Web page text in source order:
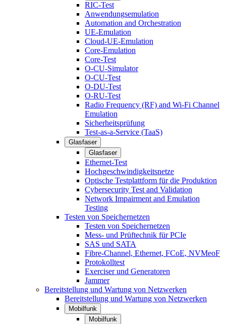
RIC-Test
Anwendungsemulation
Automation and Orchestration
UE-Emulation
Cloud-UE-Emulation
Core-Emulation
Core-Test
O-CU-Simulator
O-CU-Test
O-DU-Test
O-RU-Test
Radio Frequency (RF) and Wi-Fi Channel
Emulation
Sicherheitsprüfung
Test-as-a-Service (TaaS)
Glasfaser
Glasfaser
Ethernet-Test
Hochgeschwindigkeitsnetze
Optische Testplattform für die Produktion
Cybersecurity Test and Validation
Network Impairment and Emulation
Testing
Testen von Speichernetzen
Testen von Speichernetzen
Mess- und Prüftechnik für PCIe
SAS und SATA
Fibre-Channel, Ethernet, FCoE, NVMeoF
Protokolltest
Exerciser und Generatoren
Jammer
Bereitstellung und Wartung von Netzwerken
Bereitstellung und Wartung von Netzwerken
Mobilfunk
Mobilfunk